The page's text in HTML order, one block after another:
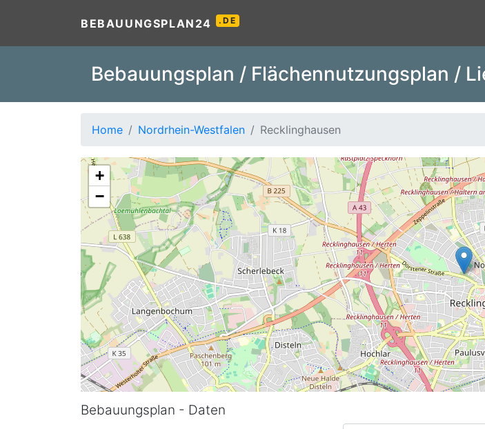
BEBAUUNGSPLAN24 .DE
Bebauungsplan / Flächennutzungsplan /
Home Nordrhein-Westfalen Recklinghausen
+
−
Bebauungsplan - Daten